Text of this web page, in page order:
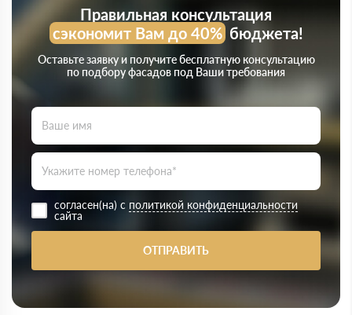
Правильная консультация
сэкономит Вам до 40%бюджета!
Оставьте заявку и получите бесплатную консультацию
по подбору фасадов под Ваши требования
согласен(на) с политикой конфиденциальности
сайта
ОТПРАВИТЬ